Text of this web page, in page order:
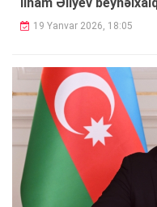
19 Yanvar 2026, 18:05